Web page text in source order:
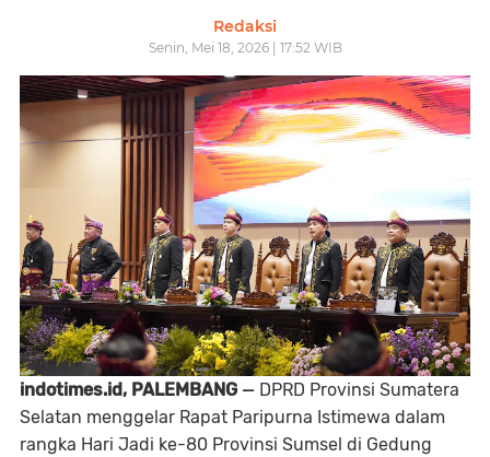
Redaksi
Senin, Mei 18, 2026 | 17:52 WIB
indotimes.id, PALEMBANG — DPRD Provinsi Sumatera
Selatan menggelar Rapat Paripurna Istimewa dalam
rangka Hari Jadi ke-80 Provinsi Sumsel di Gedung